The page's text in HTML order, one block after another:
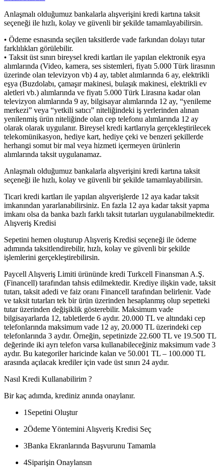
Anlaşmalı olduğumuz bankalarla alışverişini kredi kartına taksit
seçeneği ile hızlı, kolay ve güvenli bir şekilde tamamlayabilirsin.
• Ödeme esnasında seçilen taksitlerde vade farkından dolayı tutar
farklılıkları görülebilir.
• Taksit üst sınırı bireysel kredi kartları ile yapılan elektronik eşya
alımlarında (Video, kamera, ses sistemleri, fiyatı 5.000 Türk lirasının
üzerinde olan televizyon vb) 4 ay, tablet alımlarında 6 ay, elektrikli
eşya (Buzdolabı, çamaşır makinesi, bulaşık makinesi, elektrikli ev
aletleri vb.) alımlarında ve fiyatı 5.000 Türk Lirasına kadar olan
televizyon alımlarında 9 ay, bilgisayar alımlarında 12 ay, “yenileme
merkezi” veya “yetkili satıcı” niteliğindeki iş yerlerinden alınan
yenilenmiş ürün niteliğinde olan cep telefonu alımlarında 12 ay
olarak olarak uygulanır. Bireysel kredi kartlarıyla gerçekleştirilecek
telekomünikasyon, hediye kart, hediye çeki ve benzeri şekillerde
herhangi somut bir mal veya hizmeti içermeyen ürünlerin
alımlarında taksit uygulanamaz.
Anlaşmalı olduğumuz bankalarla alışverişini kredi kartına taksit
seçeneği ile hızlı, kolay ve güvenli bir şekilde tamamlayabilirsin.
Ticari kredi kartları ile yapılan alışverişlerde 12 aya kadar taksit
imkanından yararlanabilirsiniz. En fazla 12 aya kadar taksit yapma
imkanı olsa da banka bazlı farklı taksit tutarları uygulanabilmektedir.
Alışveriş Kredisi
Sepetini hemen oluşturup Alışveriş Kredisi seçeneği ile ödeme
adımında taksitlendirebilir, hızlı, kolay ve güvenli bir şekilde
işlemlerini gerçekleştirebilirsin.
Paycell Alışveriş Limiti ürününde kredi Turkcell Finansman A.Ş.
(Financell) tarafından tahsis edilmektedir. Krediye ilişkin vade, taksit
tutarı, taksit adedi ve faiz oranı Financell tarafından belirlenir. Vade
ve taksit tutarları tek bir ürün üzerinden hesaplanmış olup sepetteki
tutar üzerinden değişiklik gösterebilir. Maksimum vade
bilgisayarlarda 12, tabletlerde 6 aydır. 20.000 TL ve altındaki cep
telefonlarında maksimum vade 12 ay, 20.000 TL üzerindeki cep
telefonlarında 3 aydır. Örneğin, sepetinizde 22.600 TL ve 19.500 TL
değerinde iki ayrı telefon varsa kullanabileceğiniz maksimum vade 3
aydır. Bu kategoriler haricinde kalan ve 50.001 TL – 100.000 TL
arasında açılacak krediler için vade üst sınırı 24 aydır.
Nasıl Kredi Kullanabilirim ?
Bir kaç adımda, krediniz anında onaylanır.
1 Sepetini Oluştur
2Ödeme Yöntemini Alışveriş Kredisi Seç
3Banka Ekranlarında Başvurunu Tamamla
4Siparişin Onaylansın